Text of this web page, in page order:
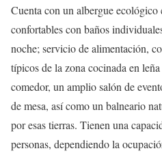
Cuenta con un albergue ecológico
confortables con baños
noche; servicio de alimentación,
típicos de la zona cocinada en
comedor, un amplio salón de
de mesa, así como un balneario
por esas tierras. Tienen una
personas, dependiendo la